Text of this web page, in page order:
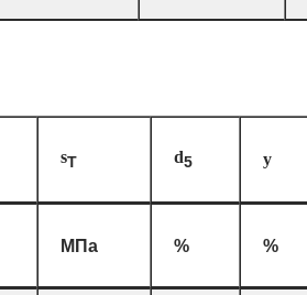
sT d5 y
МПа % %